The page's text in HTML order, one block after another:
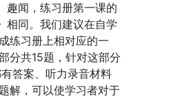
闻，练习册第一课的
同。我们建议在自学
练习册上相对应的一
分共15题，针对这部分
答案、听力录音材料
解，可以使学习者对于